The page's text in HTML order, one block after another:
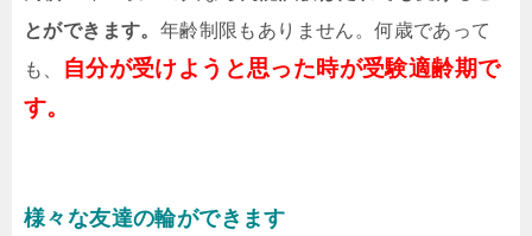
とができます。 年齢制限もありません。何歳であって
も、
自分が受けようと思った時が受験適齢期で
す。
様々な友達の輪ができます